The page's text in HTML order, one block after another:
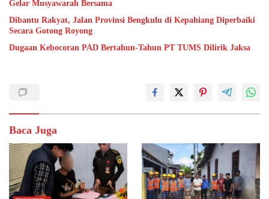
Gelar Musyawarah Bersama
Dibantu Rakyat, Jalan Provinsi Bengkulu di Kepahiang Diperbaiki
Secara Gotong Royong
Dugaan Kebocoran PAD Bertahun-Tahun PT TUMS Dilirik Jaksa
Baca Juga